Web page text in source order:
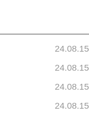
24.08.15
24.08.15
24.08.15
24.08.15